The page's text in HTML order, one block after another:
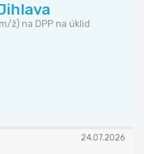
ž) na DPP na úklid
24.07.2026